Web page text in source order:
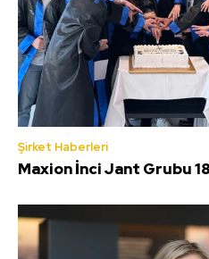
Şirket Haberleri
Maxion İnci Jant Grubu